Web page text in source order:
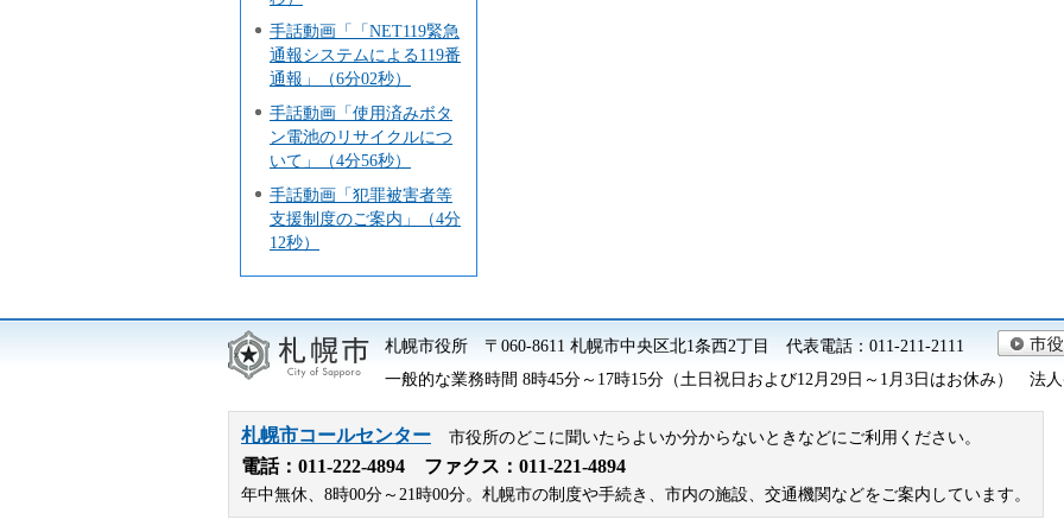
手話動画「「NET119緊急
通報システムによる119番
通報」（6分02秒）
手話動画「使用済みボタ
ン電池のリサイクルにつ
いて」（4分56秒）
手話動画「犯罪被害者等
支援制度のご案内」（4分
12秒）
札幌市役所 〒060-8611 札幌市中央区北1条西2丁目 代表電話：011-211-2111
一般的な業務時間 8時45分～17時15分（土日祝日および12月29日～1月3日はお休み） 法人
札幌市コールセンター 市役所のどこに聞いたらよいか分からないときなどにご利用ください。
電話： 011-222-4894 ファクス：011-221-4894
年中無休、8時00分～21時00分。札幌市の制度や手続き、市内の施設、交通機関などをご案内しています。